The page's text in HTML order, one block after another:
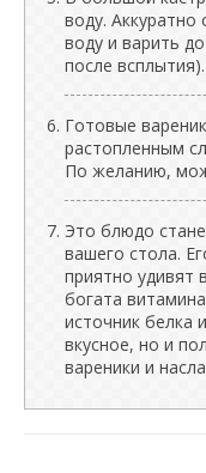
воду. Аккуратно
воду и варить
после всплытия).
Готовые
растопленным
По желанию,
Это блюдо
вашего стола.
приятно удивят
богата
источник белка
вкусное, но и
вареники и